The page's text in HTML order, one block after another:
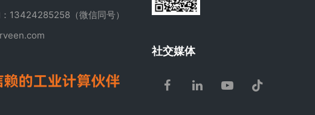
13424285258（微信同号）
社交媒体
Facebook
LinkedInYoutubeTiktok